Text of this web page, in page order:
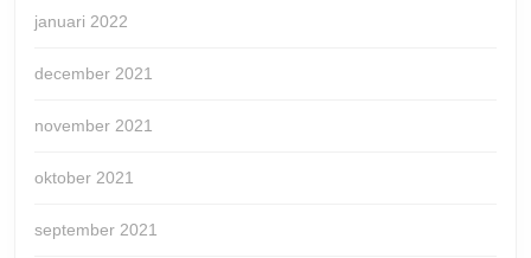
januari 2022
december 2021
november 2021
oktober 2021
september 2021